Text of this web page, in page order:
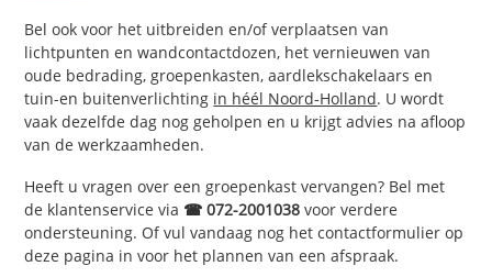
Bel ook voor het uitbreiden en/of verplaatsen van
lichtpunten en wandcontactdozen, het vernieuwen van
oude bedrading, groepenkasten, aardlekschakelaars en
tuin-en buitenverlichting in héél Noord-Holland. U wordt
vaak dezelfde dag nog geholpen en u krijgt advies na afloop
van de werkzaamheden.
Heeft u vragen over een groepenkast vervangen? Bel met
de klantenservice via ☎ 072-2001038 voor verdere
ondersteuning. Of vul vandaag nog het contactformulier op
deze pagina in voor het plannen van een afspraak.